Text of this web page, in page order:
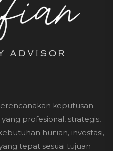
keputusan
profesional, strategis,
hunian, investasi,
tepat sesuai tujuan